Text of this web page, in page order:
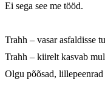
Ei sega see me tööd.
Trahh – vasar asfaldisse
Trahh – kiirelt kasvab
Olgu põõsad, lillepeenrad